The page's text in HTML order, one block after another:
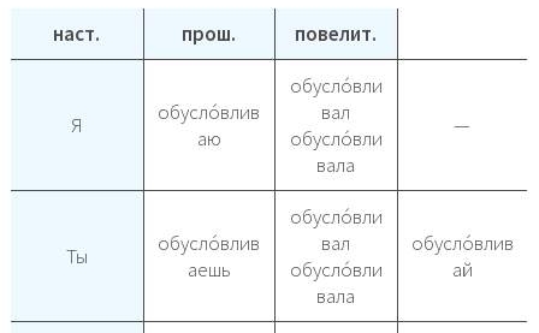
наст. прош. повелит.
Я
обусло́влив
аю
обусло́вли
вал
обусло́вли
вала
—
Ты
обусло́влив
аешь
обусло́вли
вал
обусло́вли
вала
обусло́влив
ай